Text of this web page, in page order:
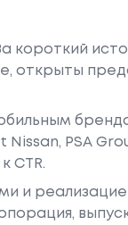
короткий
открыты
PSA
CTR.
и